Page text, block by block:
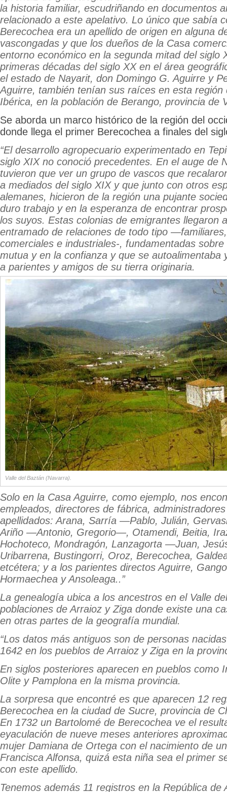
la historia familiar, escudriñando en documentos
relacionado a este apelativo. Lo único que sabía
Berecochea era un apellido de origen en alguna
vascongadas y que los dueños de la Casa
entorno económico en la segunda mitad del siglo
primeras décadas del siglo XX en el área
el estado de Nayarit, don Domingo G. Aguirre y
Aguirre, también tenían sus raíces en esta región
Ibérica, en la población de Berango, provincia de
Se aborda un marco histórico de la región del
donde llega el primer Berecochea a finales del
“El desarrollo agropecuario experimentado en
siglo XIX no conoció precedentes. En el auge de
tuvieron que ver un grupo de vascos que
a mediados del siglo XIX y que junto con otros
alemanes, hicieron de la región una pujante
duro trabajo y en la esperanza de encontrar
los suyos. Estas colonias de emigrantes llegaron
entramado de relaciones de todo tipo
comerciales e industriales-, fundamentadas
mutua y en la confianza y que se autoalimentaba
a parientes y amigos de su tierra originaria.
Valle del Baztán (Navarra).
Solo en la Casa Aguirre, como ejemplo, nos
empleados, directores de fábrica,
apellidados: Arana, Sarría —Pablo, Julián,
Ariño —Antonio, Gregorio—, Otamendi, Beitia,
Hochoteco, Mondragón, Lanzagorta —Juan,
Uribarrena, Bustingorri, Oroz, Berecochea,
etcétera; y a los parientes directos Aguirre,
Hormaechea y Ansoleaga..”
La genealogía ubica a los ancestros en el Valle
poblaciones de Arraioz y Ziga donde existe una
en otras partes de la geografía mundial.
“Los datos más antiguos son de personas
1642 en los pueblos de Arraioz y Ziga en la
En siglos posteriores aparecen en pueblos como
Olite y Pamplona en la misma provincia.
La sorpresa que encontré es que aparecen 12
Berecochea en la ciudad de Sucre, provincia de
En 1732 un Bartolomé de Berecochea ve el
eyaculación de nueve meses anteriores
mujer Damiana de Ortega con el nacimiento de
Francisca Alfonsa, quizá esta niña sea el primer
con este apellido.
Tenemos además 11 registros en la República de